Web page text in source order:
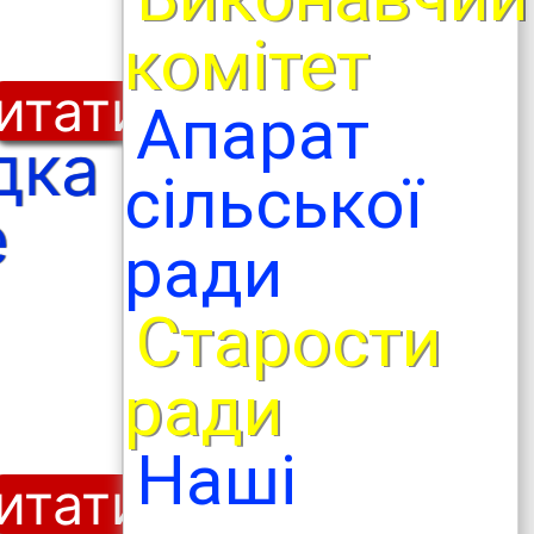
комітет
Апарат
сільської
ради
Старости
ради
Наші